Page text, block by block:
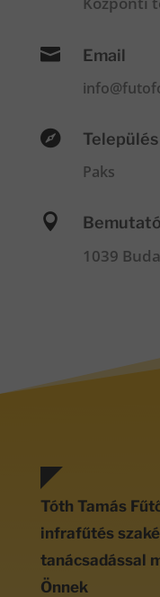
 Email
 Település
Paks

1039
Tóth Tamás
infrafűtés
tanácsadással
Önnek